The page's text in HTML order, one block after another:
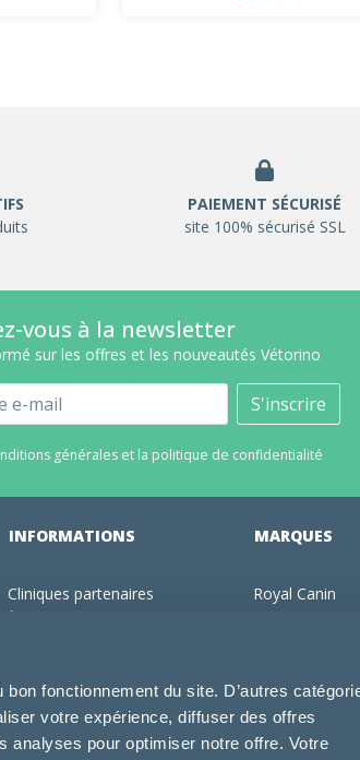
fonctionnement du site. D’autres
votre expérience, diffuser des offres
analyses pour optimiser notre offre. Votre
PAIEMENT SÉCURISÉ
site 100% sécurisé SSL
vous à la newsletter
sur les offres et les nouveautés Vétorino
S'inscrire
générales et la politique de confidentialité
INFORMATIONS
Cliniques partenaires
Utilisation des cookies
Conditions générales d'utilisation
MARQUES
Royal Canin
Specific
Dechra
Tonivet